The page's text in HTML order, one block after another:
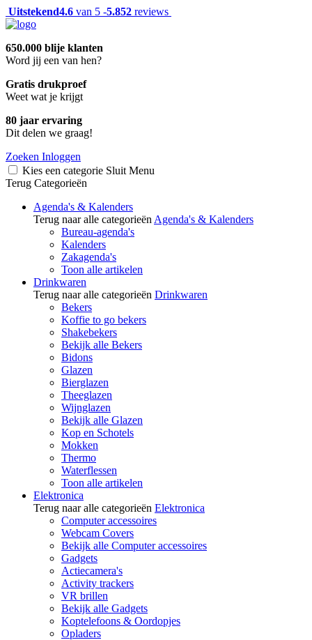
Uitstekend4.6 van 5 -5.852 reviews
650.000 blije klanten
Word jij een van hen?
Gratis drukproef
Weet wat je krijgt
80 jaar ervaring
Dit delen we graag!
Zoeken Inloggen
Kies een categorie Sluit Menu
Terug Categorieën
Agenda's & Kalenders
Terug naar alle categorieën Agenda's & Kalenders
Bureau-agenda's
Kalenders
Zakagenda's
Toon alle artikelen
Drinkwaren
Terug naar alle categorieën Drinkwaren
Bekers
Koffie to go bekers
Shakebekers
Bekijk alle Bekers
Bidons
Glazen
Bierglazen
Theeglazen
Wijnglazen
Bekijk alle Glazen
Kop en Schotels
Mokken
Thermo
Waterflessen
Toon alle artikelen
Elektronica
Terug naar alle categorieën Elektronica
Computer accessoires
Webcam Covers
Bekijk alle Computer accessoires
Gadgets
Actiecamera's
Activity trackers
VR brillen
Bekijk alle Gadgets
Koptelefoons & Oordopjes
Opladers